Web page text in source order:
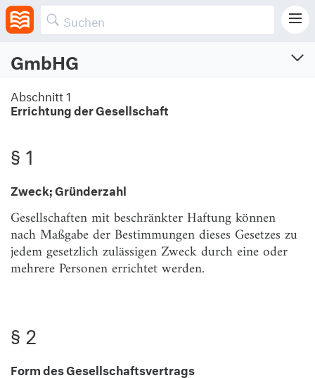
GmbHG
Gesetz betreffend die Gesellschaften mit beschränkter Haftung
Abschnitt 1
Errichtung der Gesellschaft
§ 1
Zweck; Gründerzahl
§ 2
Form des Gesellschaftsvertrags
§ 4a
§ 5
Stammkapital; Geschäftsanteil
Abschnitt 1
Errichtung der Gesellschaft
§ 1
Zweck; Gründerzahl
Gesellschaften mit beschränkter Haftung können
nach Maßgabe der Bestimmungen dieses Gesetzes zu
jedem gesetzlich zulässigen Zweck durch eine oder
mehrere Personen errichtet werden.
§ 2
Form des Gesellschaftsvertrags